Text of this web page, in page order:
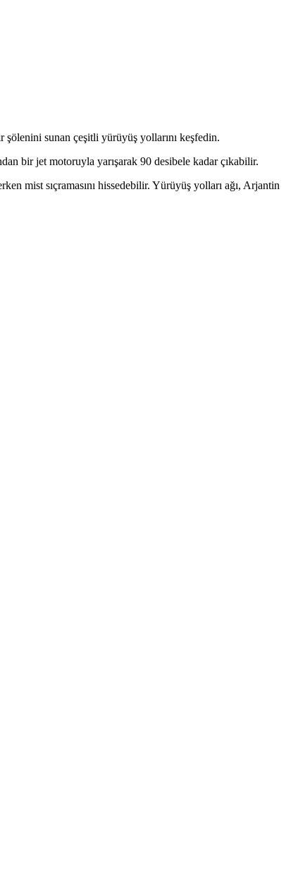
şölenini sunan çeşitli yürüyüş yollarını keşfedin.
bir jet motoruyla yarışarak 90 desibele kadar çıkabilir.
mist sıçramasını hissedebilir. Yürüyüş yolları ağı, Arjantin